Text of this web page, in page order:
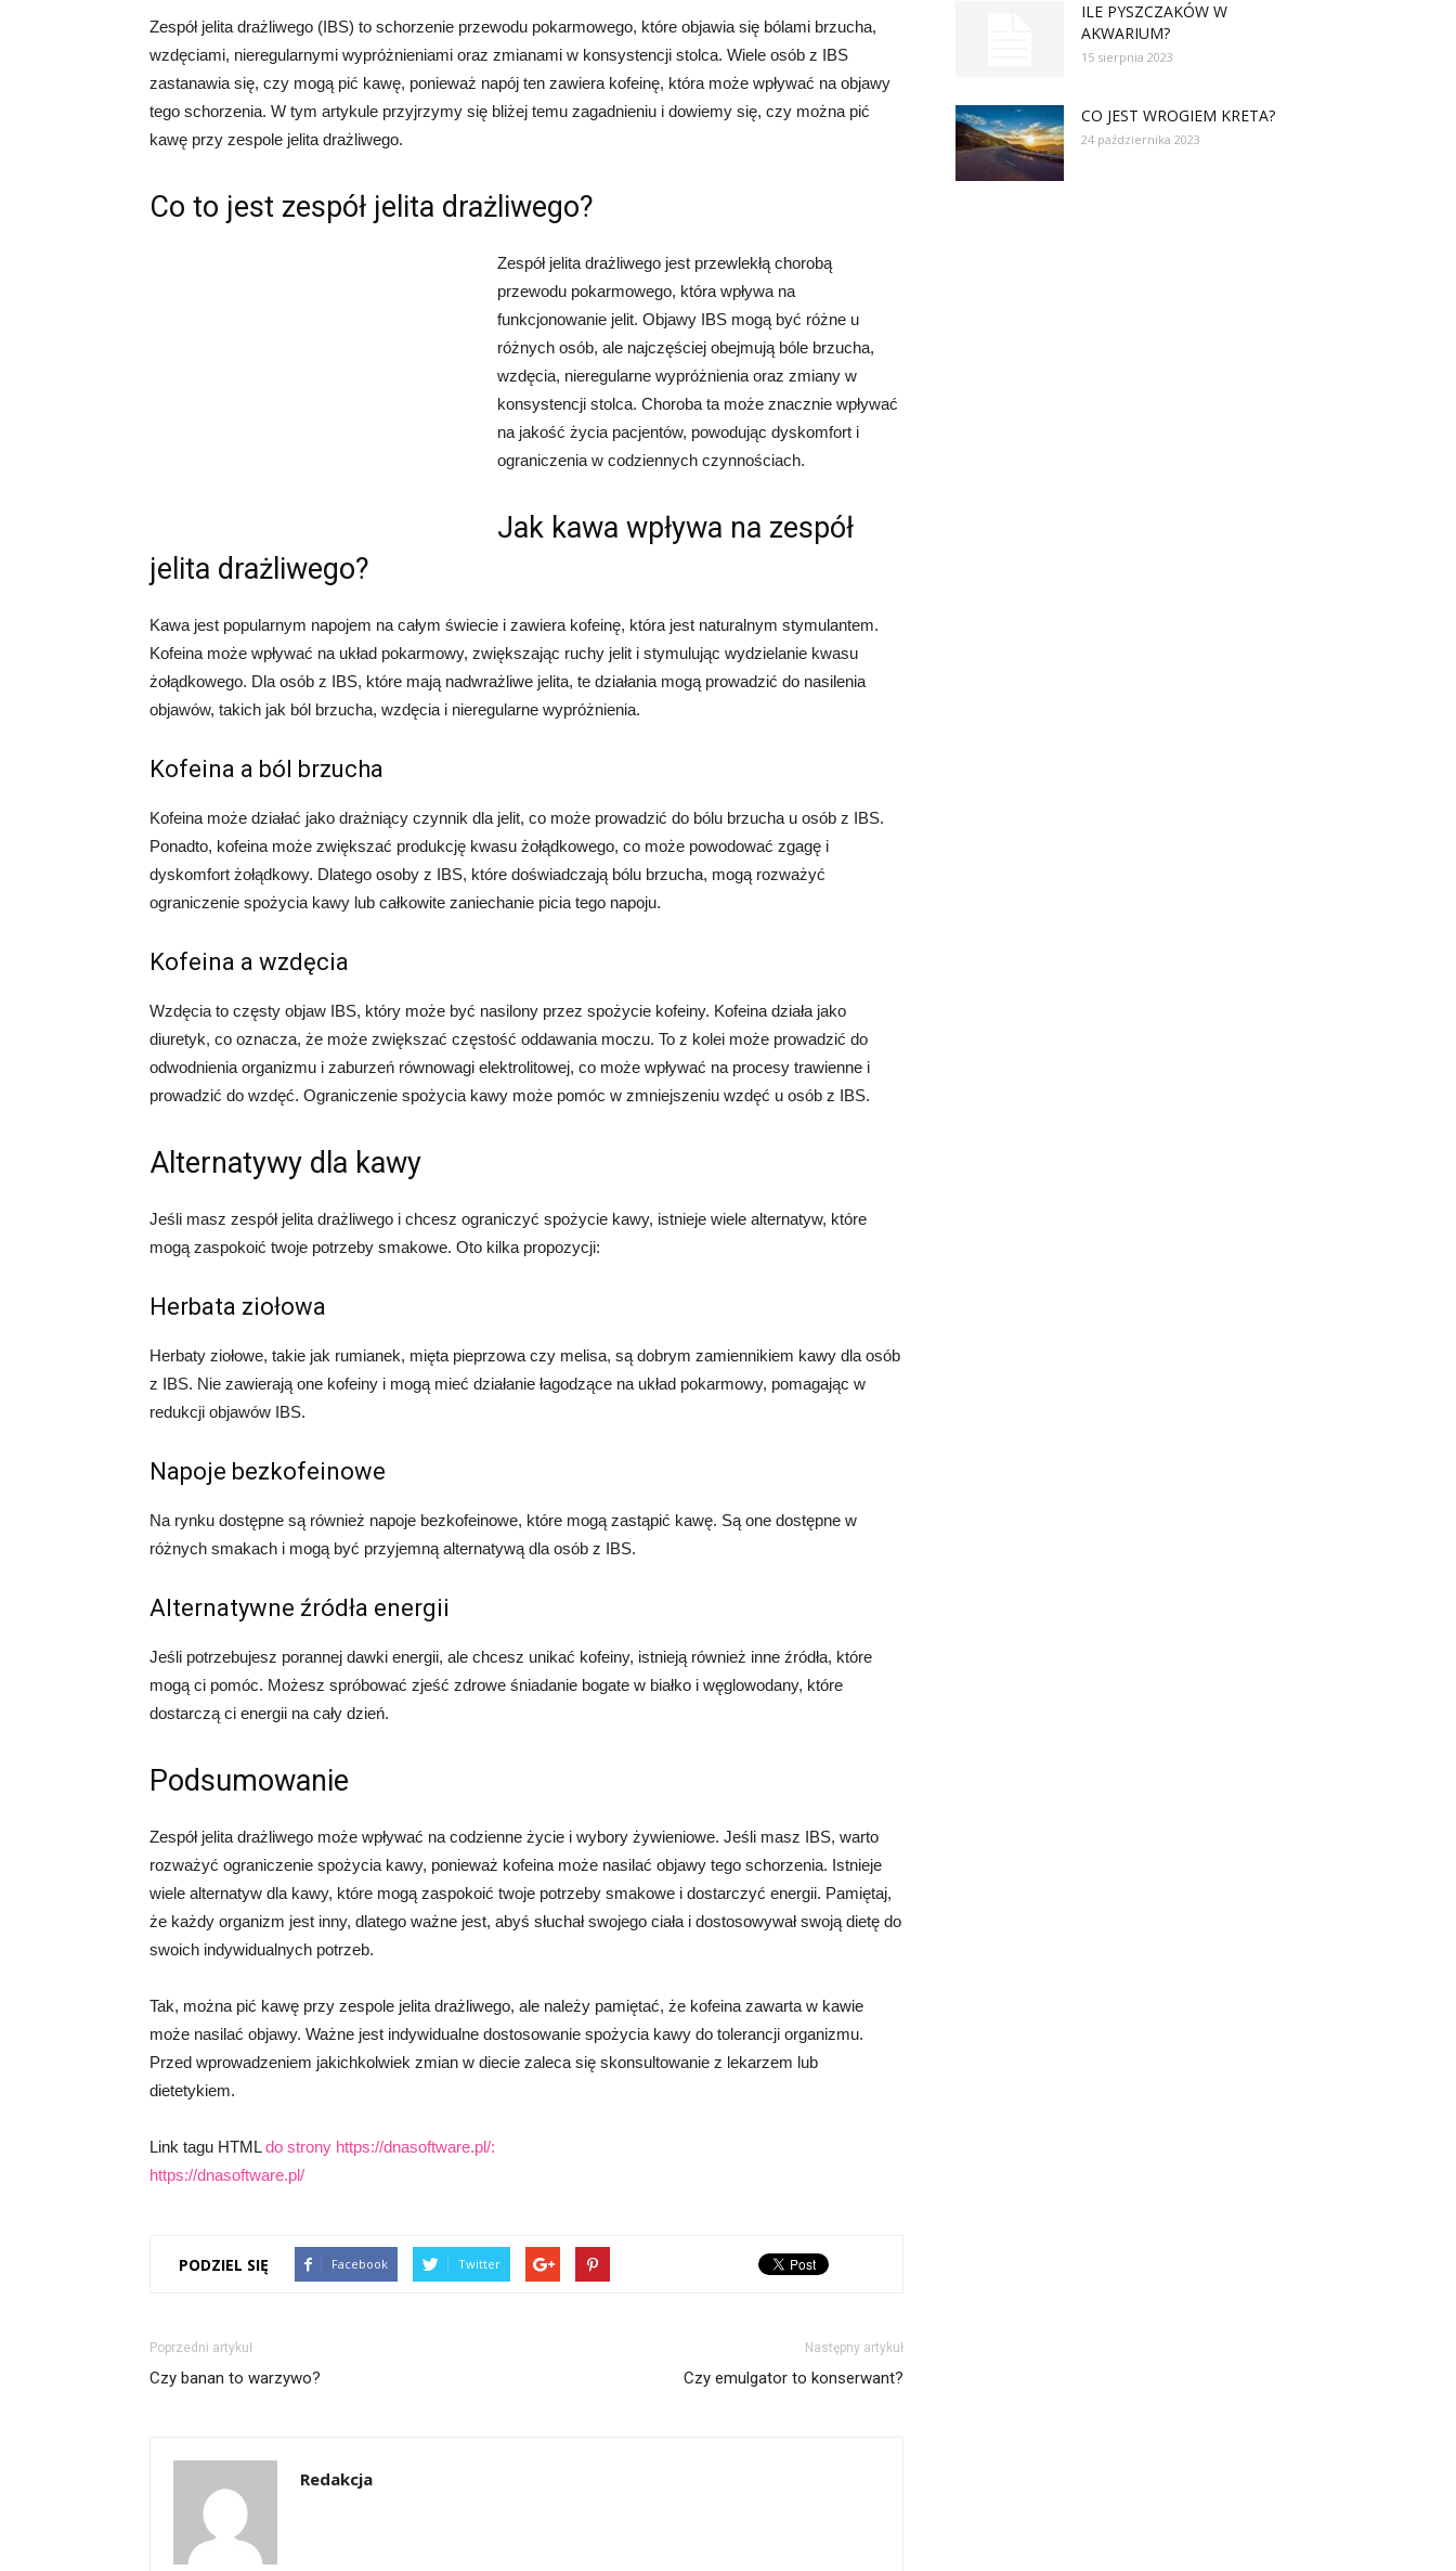
Zespół jelita drażliwego (IBS) to schorzenie przewodu pokarmowego, które objawia się bólami brzucha,
wzdęciami, nieregularnymi wypróżnieniami oraz zmianami w konsystencji stolca. Wiele osób z IBS
zastanawia się, czy mogą pić kawę, ponieważ napój ten zawiera kofeinę, która może wpływać na objawy
tego schorzenia. W tym artykule przyjrzymy się bliżej temu zagadnieniu i dowiemy się, czy można pić
kawę przy zespole jelita drażliwego.
Co to jest zespół jelita drażliwego?
Zespół jelita drażliwego jest przewlekłą chorobą
przewodu pokarmowego, która wpływa na
funkcjonowanie jelit. Objawy IBS mogą być różne u
różnych osób, ale najczęściej obejmują bóle brzucha,
wzdęcia, nieregularne wypróżnienia oraz zmiany w
konsystencji stolca. Choroba ta może znacznie wpływać
na jakość życia pacjentów, powodując dyskomfort i
ograniczenia w codziennych czynnościach.
Jak kawa wpływa na zespół
jelita drażliwego?
Kawa jest popularnym napojem na całym świecie i zawiera kofeinę, która jest naturalnym stymulantem.
Kofeina może wpływać na układ pokarmowy, zwiększając ruchy jelit i stymulując wydzielanie kwasu
żołądkowego. Dla osób z IBS, które mają nadwrażliwe jelita, te działania mogą prowadzić do nasilenia
objawów, takich jak ból brzucha, wzdęcia i nieregularne wypróżnienia.
Kofeina a ból brzucha
Kofeina może działać jako drażniący czynnik dla jelit, co może prowadzić do bólu brzucha u osób z IBS.
Ponadto, kofeina może zwiększać produkcję kwasu żołądkowego, co może powodować zgagę i
dyskomfort żołądkowy. Dlatego osoby z IBS, które doświadczają bólu brzucha, mogą rozważyć
ograniczenie spożycia kawy lub całkowite zaniechanie picia tego napoju.
Kofeina a wzdęcia
Wzdęcia to częsty objaw IBS, który może być nasilony przez spożycie kofeiny. Kofeina działa jako
diuretyk, co oznacza, że może zwiększać częstość oddawania moczu. To z kolei może prowadzić do
odwodnienia organizmu i zaburzeń równowagi elektrolitowej, co może wpływać na procesy trawienne i
prowadzić do wzdęć. Ograniczenie spożycia kawy może pomóc w zmniejszeniu wzdęć u osób z IBS.
Alternatywy dla kawy
Jeśli masz zespół jelita drażliwego i chcesz ograniczyć spożycie kawy, istnieje wiele alternatyw, które
mogą zaspokoić twoje potrzeby smakowe. Oto kilka propozycji:
Herbata ziołowa
Herbaty ziołowe, takie jak rumianek, mięta pieprzowa czy melisa, są dobrym zamiennikiem kawy dla osób
z IBS. Nie zawierają one kofeiny i mogą mieć działanie łagodzące na układ pokarmowy, pomagając w
redukcji objawów IBS.
Napoje bezkofeinowe
Na rynku dostępne są również napoje bezkofeinowe, które mogą zastąpić kawę. Są one dostępne w
różnych smakach i mogą być przyjemną alternatywą dla osób z IBS.
Alternatywne źródła energii
Jeśli potrzebujesz porannej dawki energii, ale chcesz unikać kofeiny, istnieją również inne źródła, które
mogą ci pomóc. Możesz spróbować zjeść zdrowe śniadanie bogate w białko i węglowodany, które
dostarczą ci energii na cały dzień.
Podsumowanie
Zespół jelita drażliwego może wpływać na codzienne życie i wybory żywieniowe. Jeśli masz IBS, warto
rozważyć ograniczenie spożycia kawy, ponieważ kofeina może nasilać objawy tego schorzenia. Istnieje
wiele alternatyw dla kawy, które mogą zaspokoić twoje potrzeby smakowe i dostarczyć energii. Pamiętaj,
że każdy organizm jest inny, dlatego ważne jest, abyś słuchał swojego ciała i dostosowywał swoją dietę do
swoich indywidualnych potrzeb.
Tak, można pić kawę przy zespole jelita drażliwego, ale należy pamiętać, że kofeina zawarta w kawie
może nasilać objawy. Ważne jest indywidualne dostosowanie spożycia kawy do tolerancji organizmu.
Przed wprowadzeniem jakichkolwiek zmian w diecie zaleca się skonsultowanie z lekarzem lub
dietetykiem.
Link tagu HTMLdo strony https://dnasoftware.pl/:
https://dnasoftware.pl/
PODZIEL SIĘ Facebook Twitter
Poprzedni artykuł
Czy banan to warzywo?
Następny artykuł
Czy emulgator to konserwant?
Redakcja
ILE PYSZCZAKÓW W
AKWARIUM?
15 sierpnia 2023
CO JEST WROGIEM KRETA?
24 października 2023